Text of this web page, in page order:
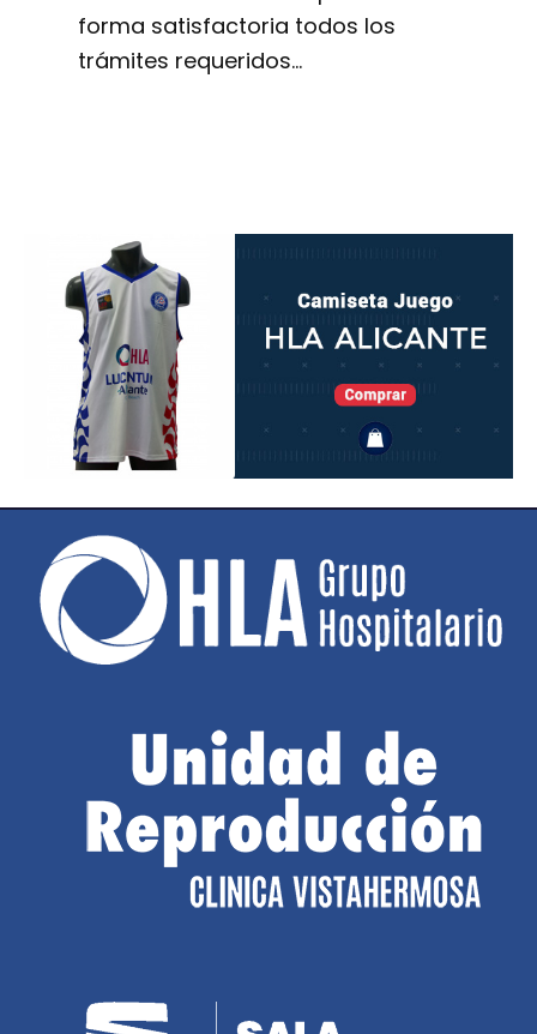
forma satisfactoria todos los
trámites requeridos…